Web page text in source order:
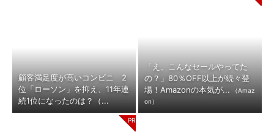
顧客満足度が高いコンビニ 2
位「ローソン」を抑え、11年連
続1位になったのは？（...
「え、こんなセールやってた
の？」80％OFF以上が続々登
場！Amazonの本気が...
（Amaz
on）